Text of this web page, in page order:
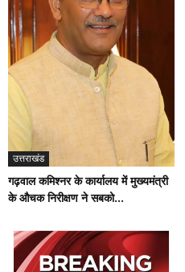
उत्तराखंड
गढ़वाल कमिश्नर के कार्यालय में मुख्यमंत्री
के औचक निरीक्षण ने सबको...